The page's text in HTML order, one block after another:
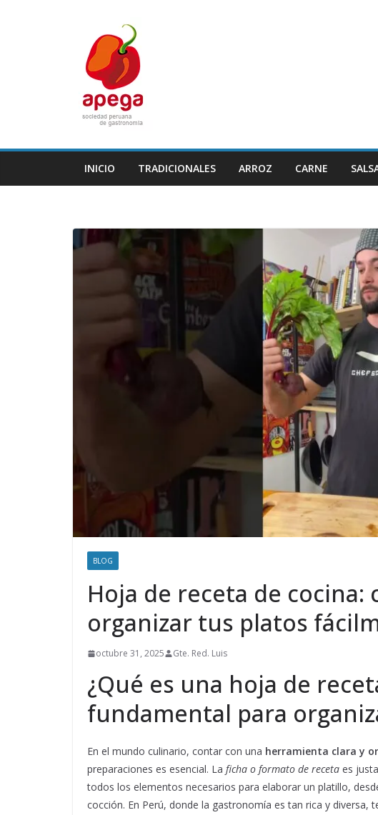
INICIO TRADICIONALES ARROZ CARNE
BLOG
Hoja de receta de cocina:
organizar tus platos
octubre 31, 2025 Gte. Red. Luis
¿Qué es una hoja de
fundamental para
En el mundo culinario, contar con una herramienta clara y
preparaciones es esencial. La ficha o formato de receta es
todos los elementos necesarios para elaborar un platillo,
cocción. En Perú, donde la gastronomía es tan rica y diversa,